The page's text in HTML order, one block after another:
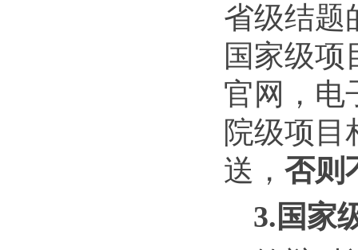
省级结题
国家级项
官网，电
院级项目
送， 否则
3.国家